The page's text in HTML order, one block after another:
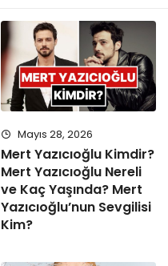
Mayıs 28, 2026
Mert Yazıcıoğlu Kimdir?
Mert Yazıcıoğlu Nereli
ve Kaç Yaşında? Mert
Yazıcıoğlu’nun Sevgilisi
Kim?